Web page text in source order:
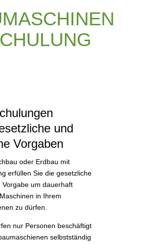
und
Vorgaben
oder Erdbau mit
erfüllen Sie die gesetzliche
um dauerhaft
in Ihrem
zu dürfen.
nur Personen beschäftigt
selbstständig